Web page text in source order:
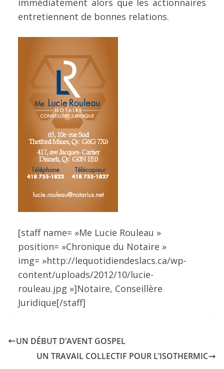
immédiatement alors que les actionnaires
entretiennent de bonnes relations.
[staff name= »Me Lucie Rouleau »
position= »Chronique du Notaire »
img= »http://lequotidiendeslacs.ca/wp-
content/uploads/2012/10/lucie-
rouleau.jpg »]Notaire, Conseillère
Juridique[/staff]
UN DÉBUT D’AVENT GOSPEL
UN TRAVAIL COLLECTIF POUR L’ISOTHERMIC